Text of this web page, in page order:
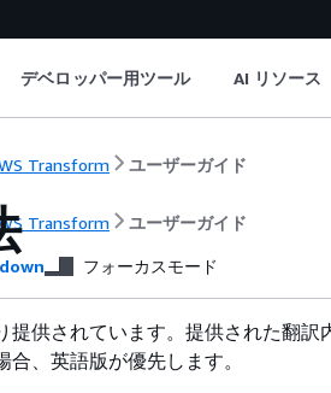
デベロッパー用ツール AI リソース
Transform ユーザーガイド
Transform ユーザーガイド
フォーカスモード
提供されています。提供された翻訳
、英語版が優先します。